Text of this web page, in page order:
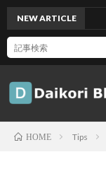
NEW ARTICLE
HOME Tips